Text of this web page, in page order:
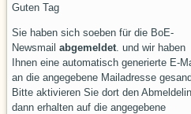
Guten Tag
Sie haben sich soeben für die BoE-
Newsmailabgemeldet . und wir haben
Ihnen eine automatisch generierte E-
an die angegebene Mailadresse
Bitte aktivieren Sie dort den
dann erhalten auf die angegebene